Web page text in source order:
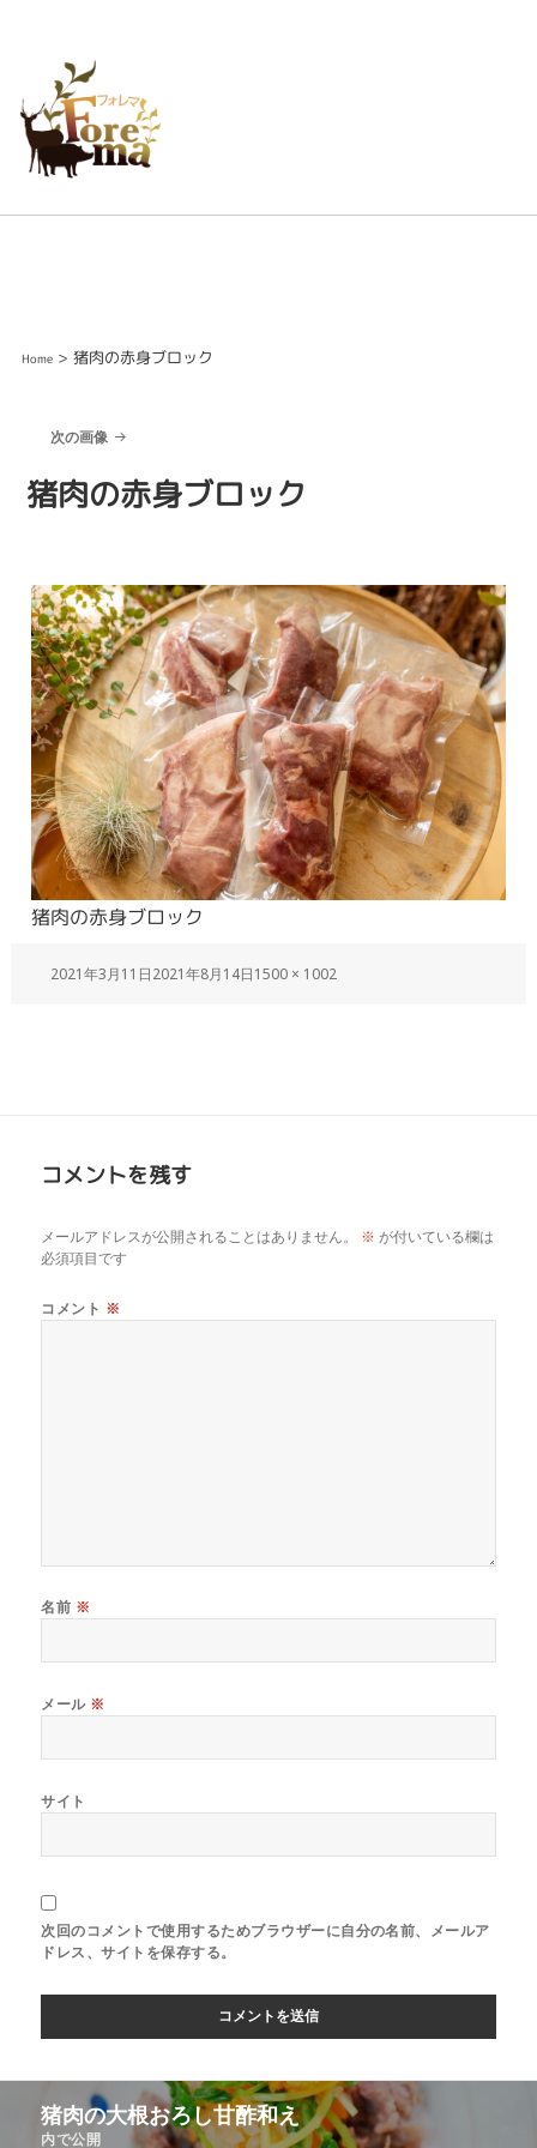
Home> 猪肉の赤身ブロック
次の画像
猪肉の赤身ブロック
猪肉の赤身ブロック
2021年3月11日2021年8月14日1500 × 1002
コメントを残す
メールアドレスが公開されることはありません。 ※ が付いている欄は
必須項目です
コメント ※
名前 ※
メール ※
サイト
次回のコメントで使用するためブラウザーに自分の名前、メールア
ドレス、サイトを保存する。
猪肉の大根おろし甘酢和え
内で公開